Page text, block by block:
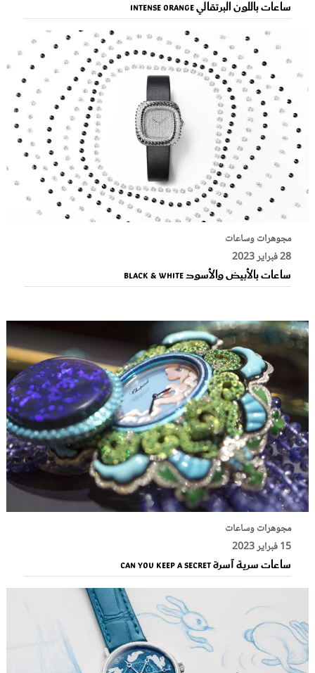
ساعات باللون البرتقالي Intense Orange
مجوهرات وساعات
28 فبراير 2023
ساعات بالأبيض والأسود Black & White
مجوهرات وساعات
15 فبراير 2023
ساعات سرية آسرة Can You Keep a Secret